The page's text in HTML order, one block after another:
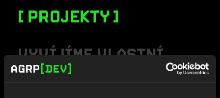
PROJEKTY
VYVÍJÍMEVLASTNÍ
PRODU